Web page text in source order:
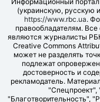
(украинскую, русскую
https://www.rbc.ua.
правообладателям.
являются журналисты
Creative Commons
может не разделять
подлежат
достоверность и
рекламодатель.
"Спецпроект",
"Благотворительность",